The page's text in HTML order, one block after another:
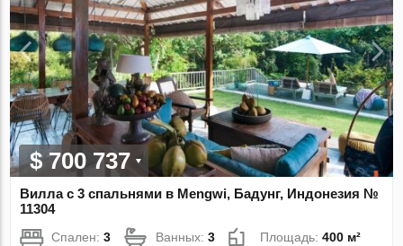
$ 700 737
Вилла с 3 спальнями в Mengwi, Бадунг, Индонезия №
11304
Спален:3 Ванных:3 Площадь:400 м²